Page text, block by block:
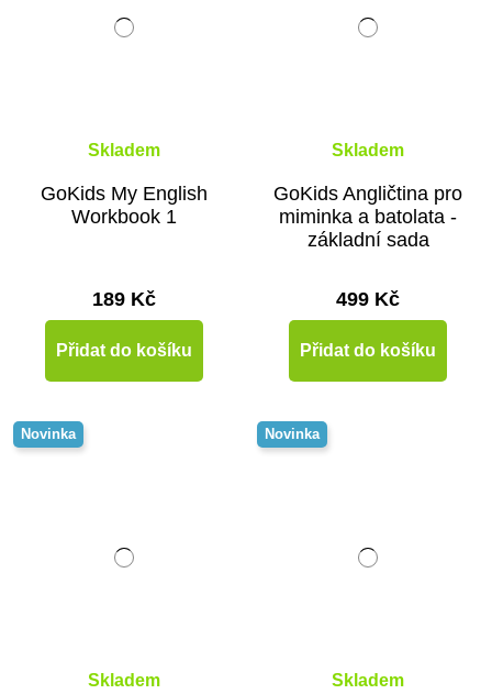
Skladem
GoKids My English
Workbook 1
189 Kč
Přidat do košíku
Skladem
GoKids Angličtina pro
miminka a batolata -
základní sada
499 Kč
Přidat do košíku
Novinka
Skladem
Novinka
Skladem